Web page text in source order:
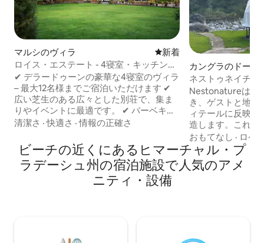
マルシのヴィラ 新しい宿泊先
新着
ロイス・エステート - 4寝室・キッチン付
きの豪華なヴィラ | 芝生・たき火・バーベ
キュー・シェフ
✔ デラードゥーンの豪華な4寝室のヴィラ
– 最大12名様までご宿泊いただけます ✔
広い芝生のある広々とした別荘で、集ま
りやイベントに最適です。 ✔ バーベキュ
ー（有料）をお楽しみください。スムー
さい。 ✔ 特別招待オファーについては、
DMでお問い合わせください。 ✔ ゲスト
専用のおもてなしサポート ✔ 多彩なメニ
ューを提供する家庭料理サービスをご利
用いただけます ✔ 毎日のハウスキーピン
清潔さ ·快適さ ·情報の正確さ
カングラのドーム
ネストゥネイチャ
Nestonatureは、
き、ゲストと地球
ィテールに反映
造します。これは
ではありません
に根ざした素朴な
建築と素材は、
うに作られており
ために厳選されて
おもてなし · ロケ
ビーチの近くにあるヒマーチャル・プ
ラデーシュ州の宿泊施設で人気のアメ
ニティ・設備